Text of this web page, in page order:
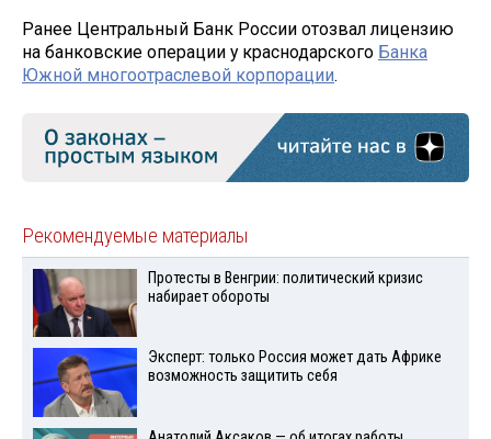
Ранее Центральный Банк России отозвал лицензию
на банковские операции у краснодарского Банка
Южной многоотраслевой корпорации.
Рекомендуемые материалы
Протесты в Венгрии: политический кризис
набирает обороты
Эксперт: только Россия может дать Африке
возможность защитить себя